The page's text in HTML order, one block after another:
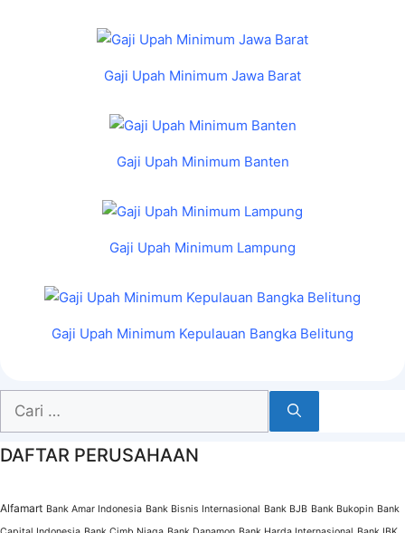
Gaji Upah Minimum Jawa Barat
Gaji Upah Minimum Banten
Gaji Upah Minimum Lampung
Gaji Upah Minimum Kepulauan Bangka Belitung
DAFTAR PERUSAHAAN
Alfamart Bank Amar Indonesia Bank Bisnis Internasional Bank BJB Bank Bukopin Bank